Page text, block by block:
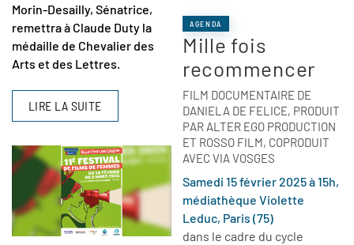
Morin-Desailly, Sénatrice,
remettra à Claude Duty la
médaille de Chevalier des
Arts et des Lettres.
LIRE LA SUITE
AGENDA
Mille fois
recommencer
FILM DOCUMENTAIRE DE
DANIELA DE FELICE, PRODUIT
PAR ALTER EGO PRODUCTION
ET ROSSO FILM, COPRODUIT
AVEC VIA VOSGES
Samedi 15 février 2025 à 15h,
médiathèque Violette
Leduc, Paris (75)
dans le cadre du cycle